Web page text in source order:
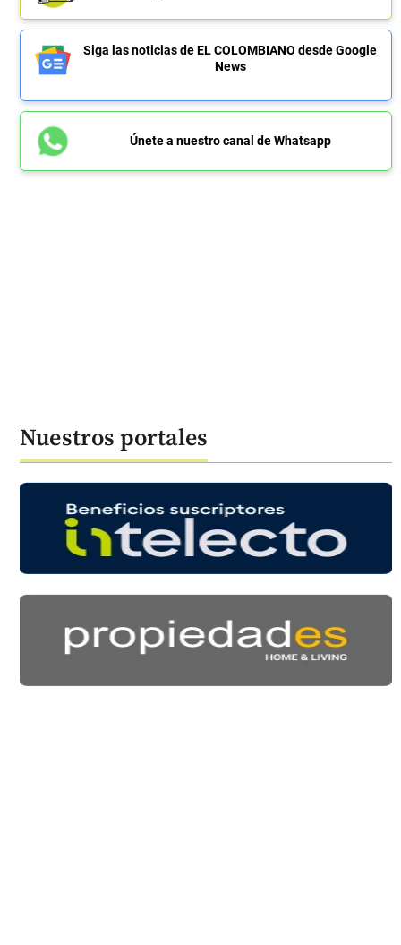
Siga las noticias de EL COLOMBIANO desde Google
News
Únete a nuestro canal de Whatsapp
Nuestros portales